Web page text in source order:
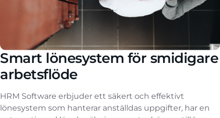
Smart lönesystem för smidigare
arbetsflöde
HRM Software erbjuder ett säkert och effektivt
lönesystem som hanterar anställdas uppgifter, har en